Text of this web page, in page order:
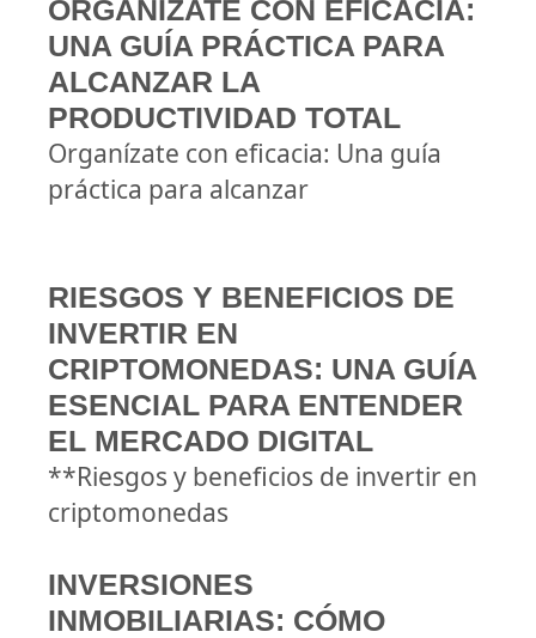
ORGANÍZATE CON EFICACIA:
UNA GUÍA PRÁCTICA PARA
ALCANZAR LA
PRODUCTIVIDAD TOTAL
Organízate con eficacia: Una guía
práctica para alcanzar
RIESGOS Y BENEFICIOS DE
INVERTIR EN
CRIPTOMONEDAS: UNA GUÍA
ESENCIAL PARA ENTENDER
EL MERCADO DIGITAL
**Riesgos y beneficios de invertir en
criptomonedas
INVERSIONES
INMOBILIARIAS: CÓMO